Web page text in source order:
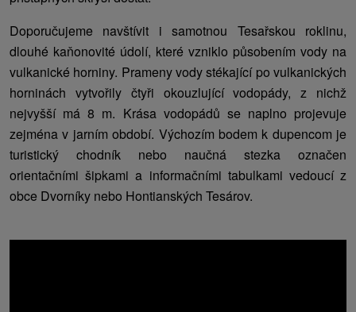
Doporučujeme navštívit i samotnou Tesařskou roklinu,
dlouhé kaňonovité údolí, které vzniklo působením vody na
vulkanické horniny. Prameny vody stékající po vulkanických
horninách vytvořily čtyři okouzlující vodopády, z nichž
nejvyšší má 8 m. Krása vodopádů se naplno projevuje
zejména v jarním období. Výchozím bodem k dupencom je
turistický chodník nebo naučná stezka označen
orientačními šipkami a informačními tabulkami vedoucí z
obce Dvorníky nebo Hontianských Tesárov.